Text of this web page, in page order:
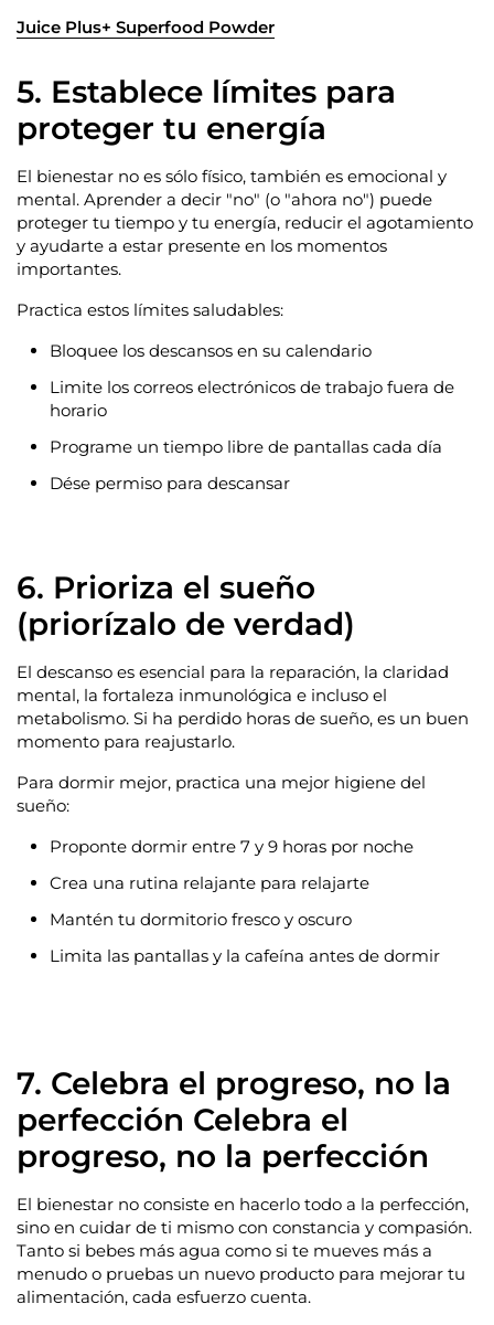
Juice Plus+ Superfood Powder
5. Establece límites para
proteger tu energía
El bienestar no es sólo físico, también es emocional y
mental. Aprender a decir "no" (o "ahora no") puede
proteger tu tiempo y tu energía, reducir el agotamiento
y ayudarte a estar presente en los momentos
importantes.
Practica estos límites saludables:
Bloquee los descansos en su calendario
Limite los correos electrónicos de trabajo fuera de
horario
Programe un tiempo libre de pantallas cada día
Dése permiso para descansar
6. Prioriza el sueño
(priorízalo de verdad)
El descanso es esencial para la reparación, la claridad
mental, la fortaleza inmunológica e incluso el
metabolismo. Si ha perdido horas de sueño, es un buen
momento para reajustarlo.
Para dormir mejor, practica una mejor higiene del
sueño:
Proponte dormir entre 7 y 9 horas por noche
Crea una rutina relajante para relajarte
Mantén tu dormitorio fresco y oscuro
Limita las pantallas y la cafeína antes de dormir
7. Celebra el progreso, no la
perfección Celebra el
progreso, no la perfección
El bienestar no consiste en hacerlo todo a la perfección,
sino en cuidar de ti mismo con constancia y compasión.
Tanto si bebes más agua como si te mueves más a
menudo o pruebas un nuevo producto para mejorar tu
alimentación, cada esfuerzo cuenta.